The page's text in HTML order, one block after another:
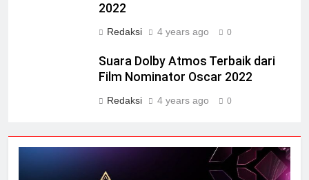
2022
Redaksi 4 years ago 0
Suara Dolby Atmos Terbaik dari
Film Nominator Oscar 2022
Redaksi 4 years ago 0